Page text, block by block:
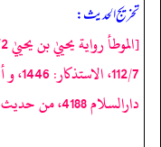
تخریج الحدیث:
دارالسلام 4188، من حديث مالك به]